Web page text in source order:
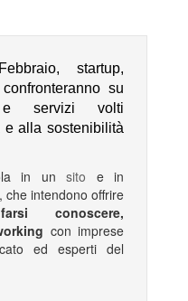
startup,
su
e servizi volti
e alla sostenibilità
in un sito e in
, che intendono offrire
conoscere,
con imprese
ed esperti del